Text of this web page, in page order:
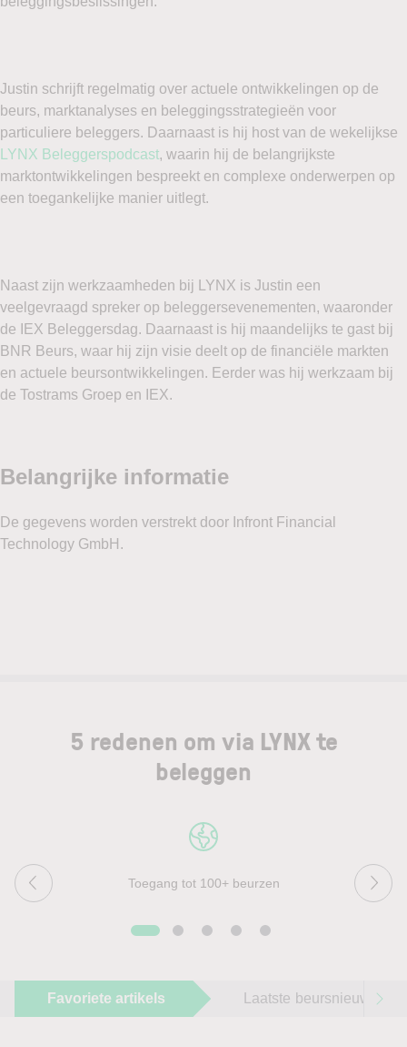
Justin schrijft regelmatig over actuele ontwikkelingen op de
beurs, marktanalyses en beleggingsstrategieën voor
particuliere beleggers. Daarnaast is hij host van de wekelijkse
LYNX Beleggerspodcast, waarin hij de belangrijkste
marktontwikkelingen bespreekt en complexe onderwerpen op
een toegankelijke manier uitlegt.
Naast zijn werkzaamheden bij LYNX is Justin een
veelgevraagd spreker op beleggersevenementen, waaronder
de IEX Beleggersdag. Daarnaast is hij maandelijks te gast bij
BNR Beurs, waar hij zijn visie deelt op de financiële markten
en actuele beursontwikkelingen. Eerder was hij werkzaam bij
de Tostrams Groep en IEX.
5 redenen om via LYNX te
beleggen
Toegang tot 100+ beurzen
Favoriete artikels Laatste beursnieuws